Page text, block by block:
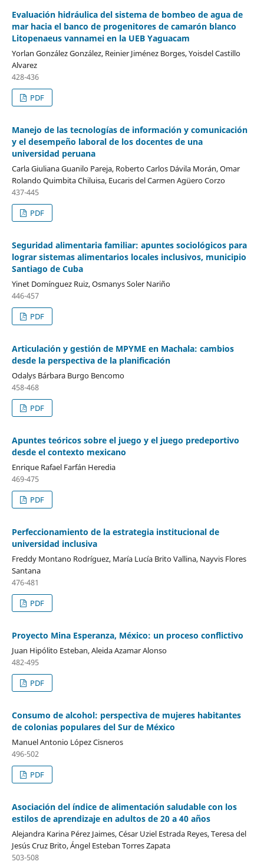
Evaluación hidráulica del sistema de bombeo de agua de
mar hacia el banco de progenitores de camarón blanco
Litopenaeus vannamei en la UEB Yaguacam
Yorlan González González, Reinier Jiménez Borges, Yoisdel Castillo
Alvarez
428-436
PDF
Manejo de las tecnologías de información y comunicación
y el desempeño laboral de los docentes de una
universidad peruana
Carla Giuliana Guanilo Pareja, Roberto Carlos Dávila Morán, Omar
Rolando Quimbita Chiluisa, Eucaris del Carmen Agüero Corzo
437-445
PDF
Seguridad alimentaria familiar: apuntes sociológicos para
lograr sistemas alimentarios locales inclusivos, municipio
Santiago de Cuba
Yinet Domínguez Ruiz, Osmanys Soler Nariño
446-457
PDF
Articulación y gestión de MPYME en Machala: cambios
desde la perspectiva de la planificación
Odalys Bárbara Burgo Bencomo
458-468
PDF
Apuntes teóricos sobre el juego y el juego predeportivo
desde el contexto mexicano
Enrique Rafael Farfán Heredia
469-475
PDF
Perfeccionamiento de la estrategia institucional de
universidad inclusiva
Freddy Montano Rodríguez, María Lucía Brito Vallina, Nayvis Flores
Santana
476-481
PDF
Proyecto Mina Esperanza, México: un proceso conflictivo
Juan Hipólito Esteban, Aleida Azamar Alonso
482-495
PDF
Consumo de alcohol: perspectiva de mujeres habitantes
de colonias populares del Sur de México
Manuel Antonio López Cisneros
496-502
PDF
Asociación del índice de alimentación saludable con los
estilos de aprendizaje en adultos de 20 a 40 años
Alejandra Karina Pérez Jaimes, César Uziel Estrada Reyes, Teresa del
Jesús Cruz Brito, Ángel Esteban Torres Zapata
503-508